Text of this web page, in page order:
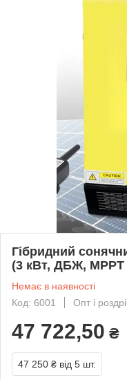
Гібридний
(3 кВт, ДБЖ,
Немає в наявності
Код: 6001
Опт і
47 722,50 ₴
47 250 ₴ від 5 шт.